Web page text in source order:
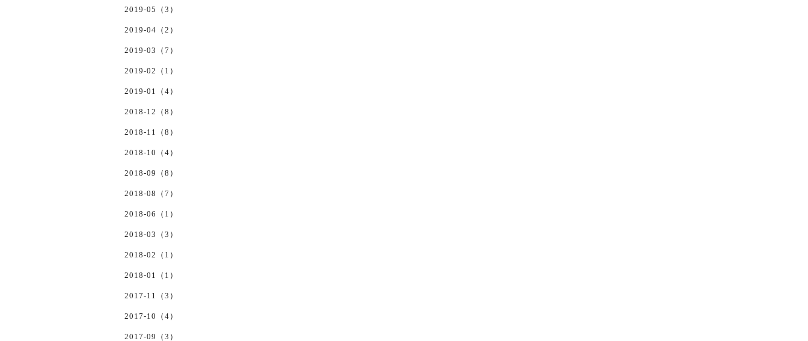
2019-05（3）
2019-04（2）
2019-03（7）
2019-02（1）
2019-01（4）
2018-12（8）
2018-11（8）
2018-10（4）
2018-09（8）
2018-08（7）
2018-06（1）
2018-03（3）
2018-02（1）
2018-01（1）
2017-11（3）
2017-10（4）
2017-09（3）